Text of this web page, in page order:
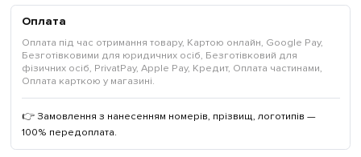
Оплата
Оплата під час отримання товару, Картою онлайн, Google Pay,
Безготівковими для юридичних осіб, Безготівковий для
фізичних осіб, PrivatPay, Apple Pay, Кредит, Оплата частинами,
Оплата карткою у магазині.
👉 Замовлення з нанесенням номерів, прізвищ, логотипів —
100% передоплата.